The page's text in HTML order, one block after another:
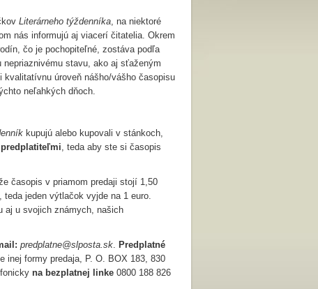
Literárneho týždenníka, na niektoré
nás informujú aj viacerí čitatelia. Okrem
čo je pochopiteľné, zostáva podľa
stavu, ako aj sťaženým
kvalitatívnu úroveň nášho/vášho časopisu
neľahkých dňoch.
kupujú alebo kupovali v stánkoch,
predplatiteľmi, teda aby ste si časopis
časopis v priamom predaji stojí 1,50
, teda jeden výtlačok vyjde na 1 euro.
aj u svojich známych, našich
predplatne@slposta.sk. Predplatné
inej formy predaja, P. O. BOX 183, 830
na bezplatnej linke 0800 188 826